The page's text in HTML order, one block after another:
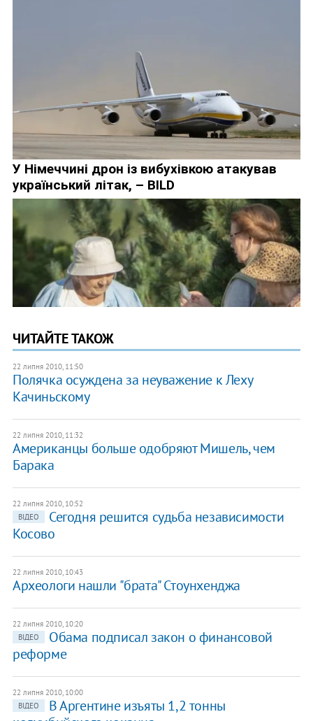
ЧИТАЙТЕ ТАКОЖ
22 липня 2010, 11:50
Полячка осуждена за неуважение к Леху
Качиньскому
22 липня 2010, 11:32
Американцы больше одобряют Мишель, чем
Барака
22 липня 2010, 10:52
ВІДЕО
Сегодня решится судьба независимости
Косово
22 липня 2010, 10:43
Археологи нашли "брата" Стоунхенджа
22 липня 2010, 10:20
ВІДЕО
Обама подписал закон о финансовой
реформе
22 липня 2010, 10:00
ВІДЕО
В Аргентине изъяты 1,2 тонны